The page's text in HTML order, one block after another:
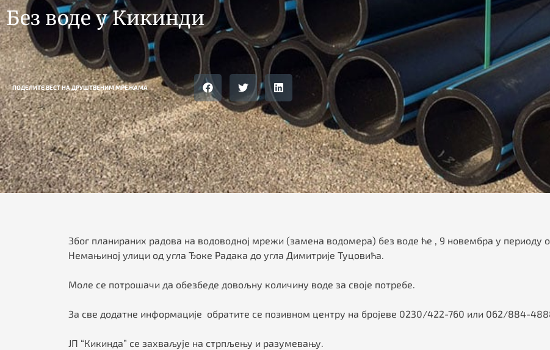
Без воде у Кикинди
ПОДЕЛИТЕ ВЕСТ НА ДРУШТВЕНИМ МРЕЖАМА
Због планираних радова на водоводној мрежи (замена водомера) без воде ће , 9 новембра у периоду
Немањиној улици од угла Ђоке Радака до угла Димитрије Туцовића.
Моле се потрошачи да обезбеде довољну количину воде за своје потребе.
За све додатне информације обратите се позивном центру на бројеве 0230/422-760 или 062/884-
ЈП “Кикинда” се захваљује на стрпљењу и разумевању.